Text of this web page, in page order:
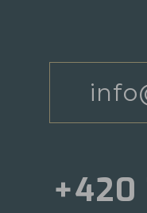
+420